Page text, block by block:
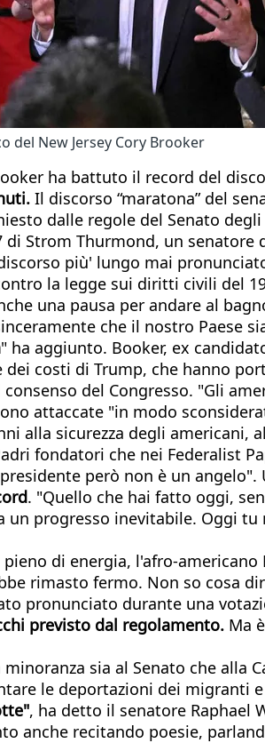
del New Jersey Cory Brooker
ha battuto il record del
Il discorso “maratona” del
dalle regole del Senato
Strom Thurmond, un
più' lungo mai
la legge sui diritti civili del
una pausa per andare al
che il nostro Paese
" ha aggiunto. Booker, ex
costi di Trump, che hanno
del Congresso. "Gli
attaccate "in modo
alla sicurezza degli americani,
fondatori che nei Federalist
però non è un
. "Quello che hai fatto oggi,
un progresso inevitabile. Oggi
di energia, l'afro-
rimasto fermo. Non so cosa
pronunciato durante una
previsto dal regolamento. Ma
sia al Senato che
le deportazioni dei migranti
, ha detto il senatore Raphael
anche recitando poesie,